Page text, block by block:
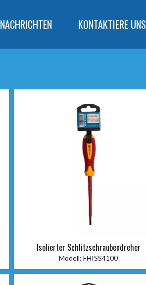
NACHRICHTEN KONTAKTIERE UNS
Isolierter Schlitzschraubendreher
Modell: FHISS4100